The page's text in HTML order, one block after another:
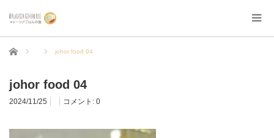
ホーム johor food 04
johor food 04
2024/11/25 コメント: 0